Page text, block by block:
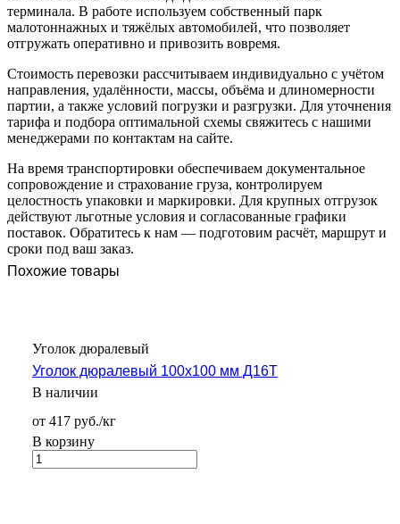
терминала. В работе используем собственный парк
малотоннажных и тяжёлых автомобилей, что позволяет
отгружать оперативно и привозить вовремя.
Стоимость перевозки рассчитываем индивидуально с учётом
направления, удалённости, массы, объёма и длиномерности
партии, а также условий погрузки и разгрузки. Для уточнения
тарифа и подбора оптимальной схемы свяжитесь с нашими
менеджерами по контактам на сайте.
На время транспортировки обеспечиваем документальное
сопровождение и страхование груза, контролируем
целостность упаковки и маркировки. Для крупных отгрузок
действуют льготные условия и согласованные графики
поставок. Обратитесь к нам — подготовим расчёт, маршрут и
сроки под ваш заказ.
Похожие товары
Уголок дюралевый
Уголок дюралевый 100х100 мм Д16Т
В наличии
от 417 руб./кг
В корзину